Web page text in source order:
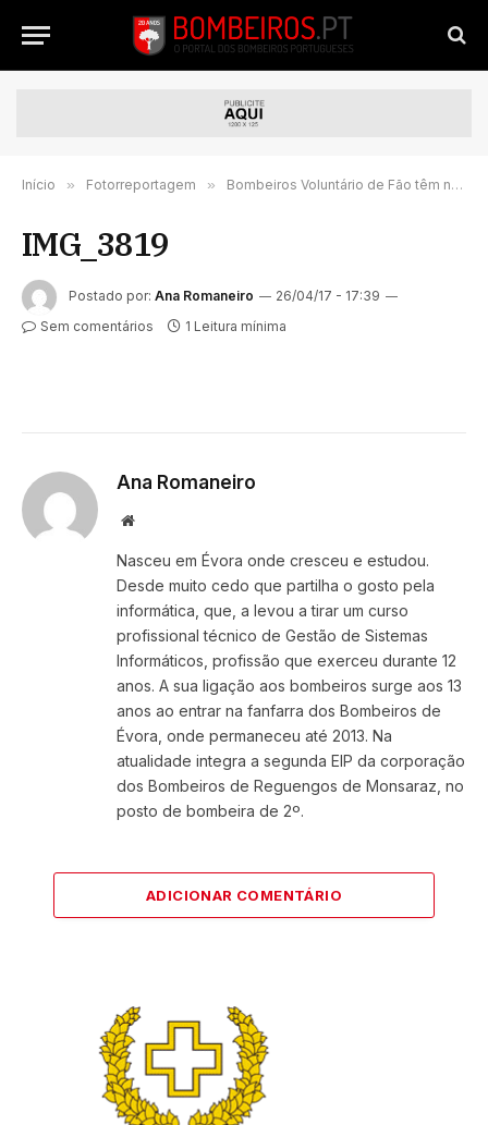
Início » Fotorreportagem » Bombeiros Voluntário de Fão têm novo Comandante (Fotoreportagem)
IMG_3819
Postado por: Ana Romaneiro
26/04/17 - 17:39
Sem comentários
1 Leitura mínima
Ana Romaneiro
Website
Nasceu em Évora onde cresceu e estudou.
Desde muito cedo que partilha o gosto pela
informática, que, a levou a tirar um curso
profissional técnico de Gestão de Sistemas
Informáticos, profissão que exerceu durante 12
anos. A sua ligação aos bombeiros surge aos 13
anos ao entrar na fanfarra dos Bombeiros de
Évora, onde permaneceu até 2013. Na
atualidade integra a segunda EIP da corporação
dos Bombeiros de Reguengos de Monsaraz, no
posto de bombeira de 2º.
ADICIONAR COMENTÁRIO